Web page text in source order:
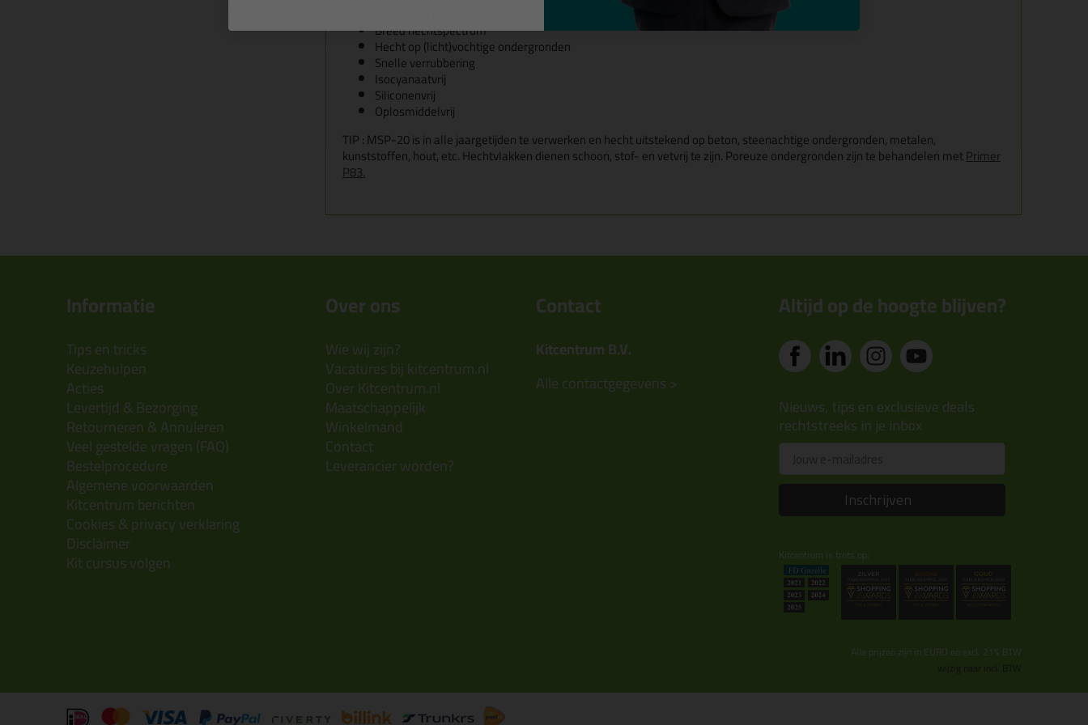
Breed hechtspectrum
Hecht op (licht)vochtige ondergronden
Snelle verrubbering
Isocyanaatvrij
Siliconenvrij
Oplosmiddelvrij
TIP : MSP-20 is in alle jaargetijden te verwerken en hecht uitstekend op beton, steenachtige ondergronden, metalen,
kunststoffen, hout, etc. Hechtvlakken dienen schoon, stof- en vetvrij te zijn. Poreuze ondergronden zijn te behandelen metPrimer
P83.
Informatie
Tips en tricks
Keuzehulpen
Acties
Levertijd & Bezorging
Retourneren & Annuleren
Veel gestelde vragen (FAQ)
Bestelprocedure
Algemene voorwaarden
Kitcentrum berichten
Cookies & privacy verklaring
Disclaimer
Kit cursus volgen
Over ons
Wie wij zijn?
Vacatures bij kitcentrum.nl
Over Kitcentrum.nl
Maatschappelijk
Winkelmand
Contact
Leverancier worden?
Contact
Kitcentrum B.V.
Alle contactgegevens >
Altijd op de hoogte blijven?
Nieuws, tips en exclusieve deals
rechtstreeks in je inbox
Inschrijven
Kitcentrum is trots op:
Alle prijzen zijn in EURO en excl. 21% BTW